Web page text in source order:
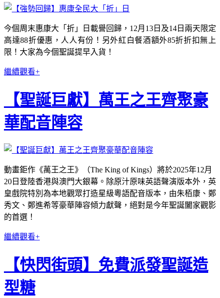
今個周末惠康大「折」日載譽回歸，12月13日及14日兩天限定
高達88折優惠，人人有份！另外紅白餐酒額外85折折扣無上
限！大家為今個聖誕提早入貨！
繼續觀看+
【聖誕巨獻】萬王之王齊聚豪
華配音陣容
動畫鉅作《萬王之王》（The King of Kings）將於2025年12月
20日登陸香港與澳門大銀幕。除原汁原味英語聲演版本外，英
皇戲院特別為本地觀眾打造星級粵語配音版本，由朱栢康、鄭
秀文、鄭進希等豪華陣容傾力獻聲，絕對是今年聖誕闔家觀影
的首選！
繼續觀看+
【快閃街頭】免費派發聖誕造
型糖